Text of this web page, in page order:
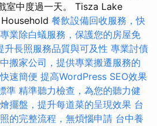
室中度過一天。 Tisza Lake
餐飲設備回收服務，快
業除白蟻服務，保護您的房屋免
升長照服務品質與可及性 專業討債
搬家公司，提供專業搬遷服務的
速簡便 提高WordPress SEO效果
準 精準聽力檢查，為您的聽力健
擺盤，提升每道菜的呈現效果 台
的完整流程，無煩惱申請 台中養